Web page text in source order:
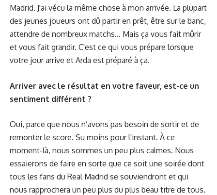
Madrid. J'ai vécu la même chose à mon arrivée. La plupart
des jeunes joueurs ont dû partir en prêt, être sur le banc,
attendre de nombreux matchs... Mais ça vous fait mûrir
et vous fait grandir. C'est ce qui vous prépare lorsque
votre jour arrive et Arda est préparé à ça.
Arriver avec le résultat en votre faveur, est-ce un
sentiment différent ?
Oui, parce que nous n’avons pas besoin de sortir et de
remonter le score. Su moins pour l'instant. À ce
moment-là, nous sommes un peu plus calmes. Nous
essaierons de faire en sorte que ce soit une soirée dont
tous les fans du Real Madrid se souviendront et qui
nous rapprochera un peu plus du plus beau titre de tous.